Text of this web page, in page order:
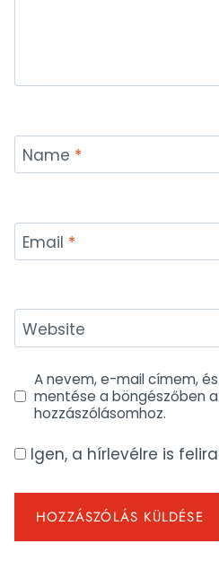
Name *
Email *
Website
A nevem, e-mail címem,
mentése a böngészőben
hozzászólásomhoz.
Igen, a hírlevélre is